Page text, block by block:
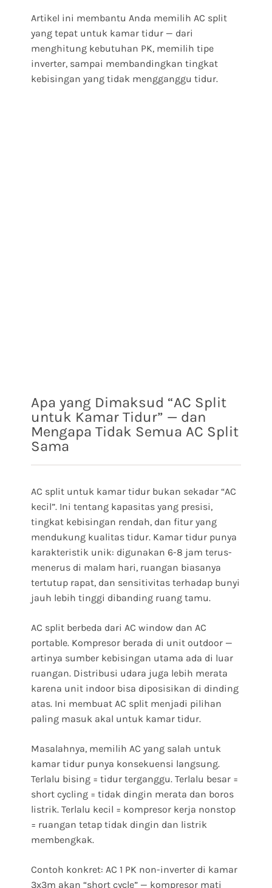
Artikel ini membantu Anda memilih AC split
yang tepat untuk kamar tidur — dari
menghitung kebutuhan PK, memilih tipe
inverter, sampai membandingkan tingkat
kebisingan yang tidak mengganggu tidur.
Apa yang Dimaksud “AC Split
untuk Kamar Tidur” — dan
Mengapa Tidak Semua AC Split
Sama
AC split untuk kamar tidur bukan sekadar “AC
kecil”. Ini tentang kapasitas yang presisi,
tingkat kebisingan rendah, dan fitur yang
mendukung kualitas tidur. Kamar tidur punya
karakteristik unik: digunakan 6-8 jam terus-
menerus di malam hari, ruangan biasanya
tertutup rapat, dan sensitivitas terhadap bunyi
jauh lebih tinggi dibanding ruang tamu.
AC split berbeda dari AC window dan AC
portable. Kompresor berada di unit outdoor —
artinya sumber kebisingan utama ada di luar
ruangan. Distribusi udara juga lebih merata
karena unit indoor bisa diposisikan di dinding
atas. Ini membuat AC split menjadi pilihan
paling masuk akal untuk kamar tidur.
Masalahnya, memilih AC yang salah untuk
kamar tidur punya konsekuensi langsung.
Terlalu bising = tidur terganggu. Terlalu besar =
short cycling = tidak dingin merata dan boros
listrik. Terlalu kecil = kompresor kerja nonstop
= ruangan tetap tidak dingin dan listrik
membengkak.
Contoh konkret: AC 1 PK non-inverter di kamar
3x3m akan “short cycle” — kompresor mati